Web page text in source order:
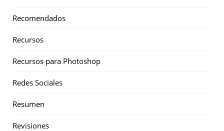
Recomendados
Recursos
Recursos para Photoshop
Redes Sociales
Resumen
Revisiones